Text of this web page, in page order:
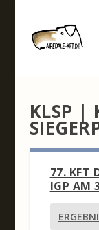
KLSP |
77. KFT
IGP AM